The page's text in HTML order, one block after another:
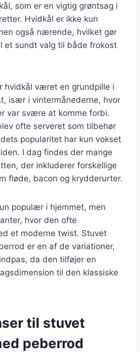
som er en vigtig grøntsag i
Hvidkål er ikke kun
også nærende, hvilket gør
et sundt valg til både frokost
hvidkål været en grundpille i
især i vintermånederne, hvor
var svære at komme forbi.
ofte serveret som tilbehør
popularitet har kun vokset
I dag findes der mange
der inkluderer forskellige
fløde, bacon og krydderurter.
populær i hjemmet, men
hvor den ofte
et moderne twist. Stuvet
er en af de variationer,
da den tilføjer en
til den klassiske
til stuvet
peberrod